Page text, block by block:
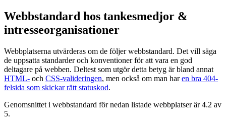
Webbstandard hos tankesmedjor &
intresseorganisationer
Webbplatserna utvärderas om de följer webbstandard. Det vill säga
de uppsatta standarder och konventioner för att vara en god
deltagare på webben. Deltest som utgör detta betyg är bland annat
HTML- och CSS-valideringen, men också om man haren bra 404-
felsida som skickar rätt statuskod.
Genomsnittet i webbstandard för nedan listade webbplatser är 4.2 av
5.